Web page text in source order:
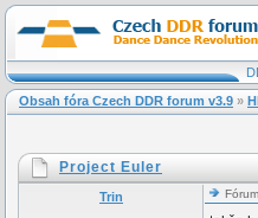
Obsah fóra Czech DDR forum v3.9 »
Project Euler
Trin